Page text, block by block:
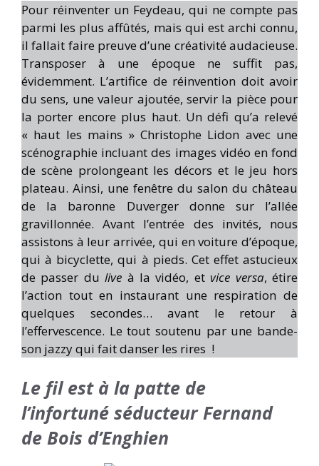
Pour réinventer un Feydeau, qui ne compte pas
parmi les plus affûtés, mais qui est archi connu,
il fallait faire preuve d’une créativité audacieuse.
Transposer à une époque ne suffit pas,
évidemment. L’artifice de réinvention doit avoir
du sens, une valeur ajoutée, servir la pièce pour
la porter encore plus haut. Un défi qu’a relevé
« haut les mains » Christophe Lidon avec une
scénographie incluant des images vidéo en fond
de scène prolongeant les décors et le jeu hors
plateau. Ainsi, une fenêtre du salon du château
de la baronne Duverger donne sur l’allée
gravillonnée. Avant l’entrée des invités, nous
assistons à leur arrivée, qui en voiture d’époque,
qui à bicyclette, qui à pieds. Cet effet astucieux
de passer dulive à la vidéo, etvice versa, étire
l’action tout en instaurant une respiration de
quelques secondes… avant le retour à
l’effervescence. Le tout soutenu par une bande-
son jazzy qui fait danser les rires !
Le fil est à la patte de
l’infortuné séducteur Fernand
de Bois d’Enghien